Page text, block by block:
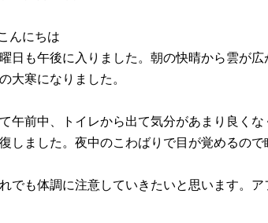
んにちは
日も午後に入りました。朝の快晴から雲が
大寒になりました。
午前中、トイレから出て気分があまり良く
しました。夜中のこわばりで目が覚めるので
でも体調に注意していきたいと思います。ア